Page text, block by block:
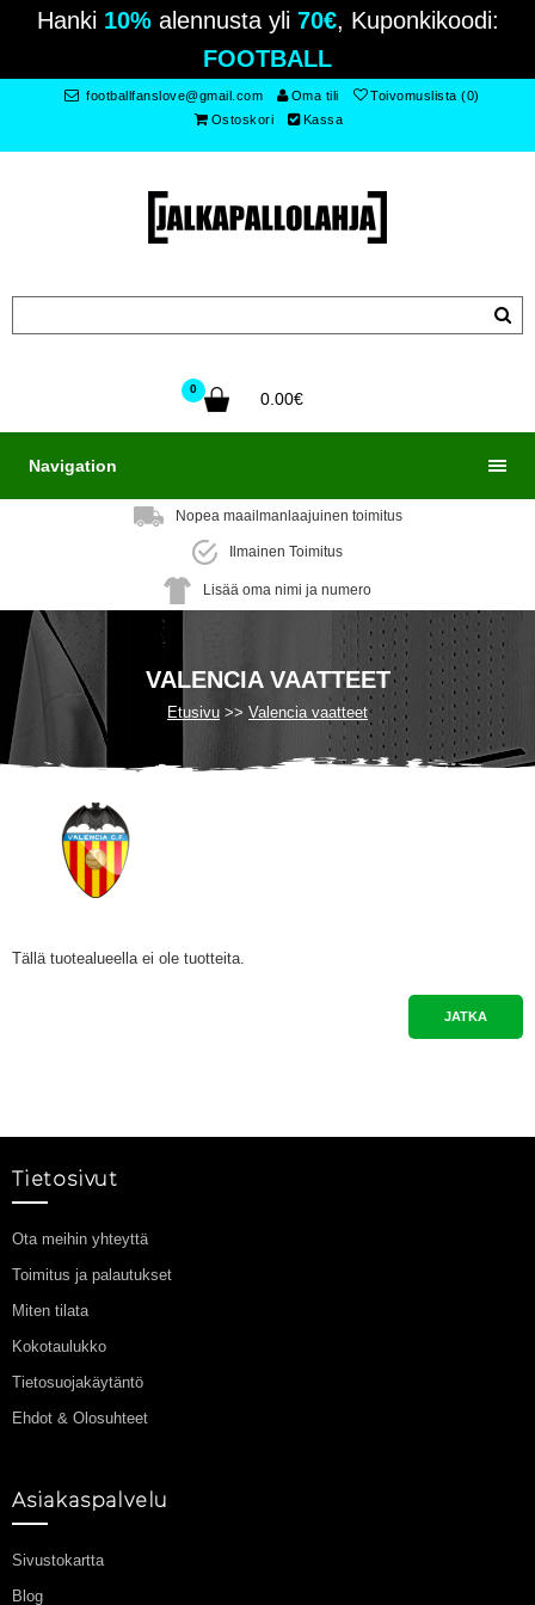
Hanki 10%alennusta yli 70€, Kuponkikoodi:
FOOTBALL
footballfanslove@gmail.com Oma tili
Toivomuslista (0)
Ostoskori
Kassa
0
0.00€
Navigation
Nopea maailmanlaajuinen toimitus
Ilmainen Toimitus
Lisää oma nimi ja numero
VALENCIA VAATTEET
Etusivu Valencia vaatteet
Tällä tuotealueella ei ole tuotteita.
JATKA
Tietosivut
Ota meihin yhteyttä
Toimitus ja palautukset
Miten tilata
Kokotaulukko
Tietosuojakäytäntö
Ehdot & Olosuhteet
Asiakaspalvelu
Sivustokartta
Blog